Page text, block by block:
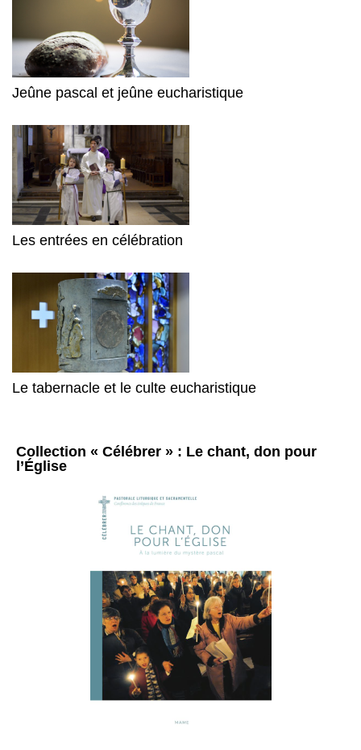
Jeûne pascal et jeûne eucharistique
Les entrées en célébration
Le tabernacle et le culte eucharistique
Collection « Célébrer » : Le chant, don pour
l’Église